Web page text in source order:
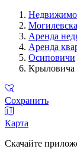
Аренда
Аренда
Осиповичи
Крыловича
Сохранить
Карта
Скачайте